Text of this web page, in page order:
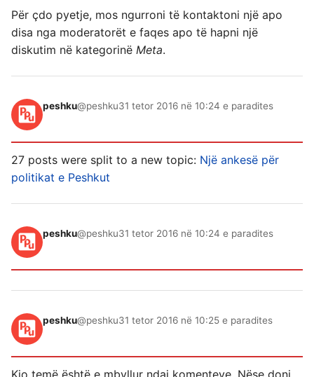
Për çdo pyetje, mos ngurroni të kontaktoni një apo
disa nga moderatorët e faqes apo të hapni një
diskutim në kategorinë Meta.
peshku@peshku31 tetor 2016 në 10:24 e paradites
27 posts were split to a new topic: Një ankesë për
politikat e Peshkut
peshku@peshku31 tetor 2016 në 10:24 e paradites
peshku@peshku31 tetor 2016 në 10:25 e paradites
Kjo temë është e mbyllur ndaj komenteve. Nëse doni